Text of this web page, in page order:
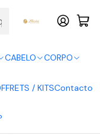
CABELO CORPO
/ KITSContacto